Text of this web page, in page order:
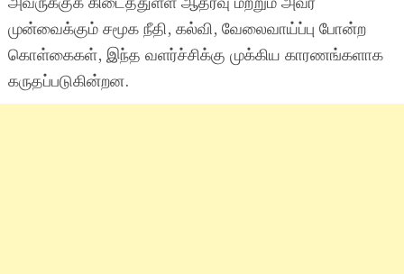
முன்வைக்கும் சமூக நீதி, கல்வி, வேலைவாய்ப்பு போன்ற
கொள்கைகள், இந்த வளர்ச்சிக்கு முக்கிய காரணங்களாக
கருதப்படுகின்றன.